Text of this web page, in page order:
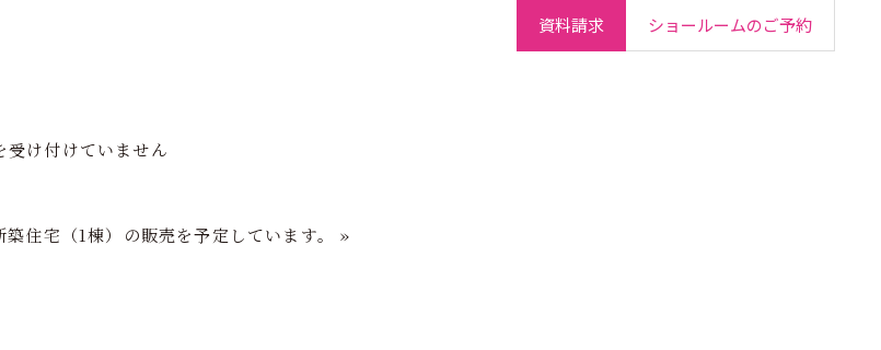
資料請求 ショールームのご予約
受け付けていません
住宅（1棟）の販売を予定しています。
»